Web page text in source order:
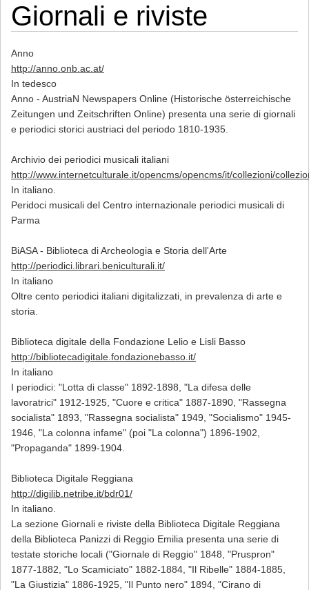
Giornali e riviste
Anno
http://anno.onb.ac.at/
In tedesco
Anno - AustriaN Newspapers Online (Historische österreichische
Zeitungen und Zeitschriften Online) presenta una serie di giornali
e periodici storici austriaci del periodo 1810-1935.
Archivio dei periodici musicali italiani
http://www.internetculturale.it/opencms/opencms/it/collezioni/
In italiano.
Peridoci musicali del Centro internazionale periodici musicali di
Parma
BiASA - Biblioteca di Archeologia e Storia dell'Arte
http://periodici.librari.beniculturali.it/
In italiano
Oltre cento periodici italiani digitalizzati, in prevalenza di arte e
storia.
Biblioteca digitale della Fondazione Lelio e Lisli Basso
http://bibliotecadigitale.fondazionebasso.it/
In italiano
I periodici: "Lotta di classe" 1892-1898, "La difesa delle
lavoratrici" 1912-1925, "Cuore e critica" 1887-1890, "Rassegna
socialista" 1893, "Rassegna socialista" 1949, "Socialismo" 1945-
1946, "La colonna infame" (poi "La colonna") 1896-1902,
"Propaganda" 1899-1904.
Biblioteca Digitale Reggiana
http://digilib.netribe.it/bdr01/
In italiano.
La sezione Giornali e riviste della Biblioteca Digitale Reggiana
della Biblioteca Panizzi di Reggio Emilia presenta una serie di
testate storiche locali ("Giornale di Reggio" 1848, "Pruspron"
1877-1882, "Lo Scamiciato" 1882-1884, "Il Ribelle" 1884-1885,
"La Giustizia" 1886-1925, "Il Punto nero" 1894, "Cirano di